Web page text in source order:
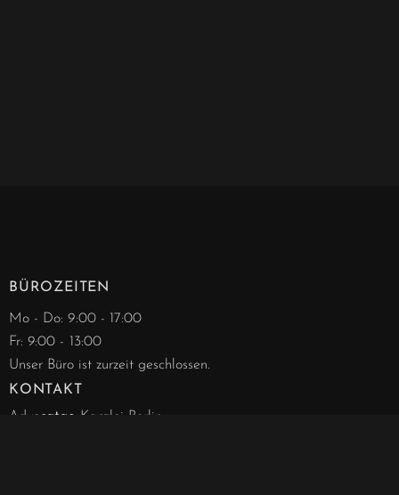
BÜROZEITEN
Mo - Do: 9:00 - 17:00
Fr: 9:00 - 13:00
Unser Büro ist zurzeit geschlossen.
KONTAKT
Advo catae Kanzlei Berlin